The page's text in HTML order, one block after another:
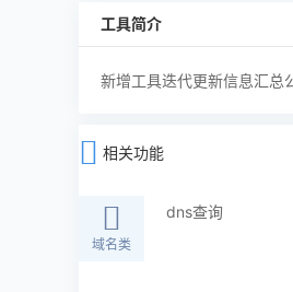
工具简介
新增工具迭代更新信息汇总
相关功能
域名类
dns查询